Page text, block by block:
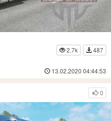
2.7k
487
13.02.2020 04:44:53
0